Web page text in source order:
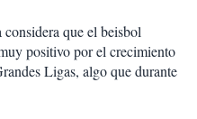
considera que el beisbol
positivo por el crecimiento
Ligas, algo que durante